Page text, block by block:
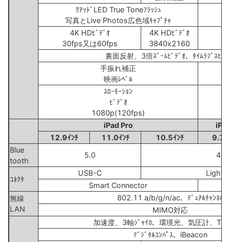
ｸｱｯﾄﾞLED True Toneﾌﾗｯｼｭ
写真とLive Photos広色域ｷｬﾌﾟﾁｬ
4K HDﾋﾞﾃﾞｵ
30fps又は60fps
4K HDﾋﾞﾃﾞｵ
3840x2160
裏面反射、3倍ｽﾞｰﾑﾋﾞﾃﾞｵ、ﾀｲﾑﾗﾌﾞｽﾋﾞﾃ
手振れ補正
映画ﾚﾍﾞﾙ
ｽﾛｰﾓｰｼｮﾝ
ﾋﾞﾃﾞｵ
1080p(120fps)
iPad Pro
12.9ｲﾝﾁ
11.0ｲﾝﾁ 10.5ｲﾝﾁ
9.7ｲ
Blue
tooth
5.0 4.2
ｺﾈｸﾀ
USB-C
Smart Connector
無線
LAN
802.11 a/b/g/n/ac、ﾃﾞｭｱﾙﾁｬﾝﾈﾙ
MIMO対応
加速度、3軸ｼﾞｬｲﾛ、環境光、気圧計、
ﾃﾞｼﾞﾀﾙｺﾝﾊﾟｽ、iBeacon